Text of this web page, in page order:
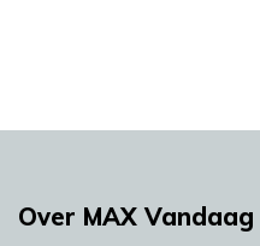
Over MAX Vandaag